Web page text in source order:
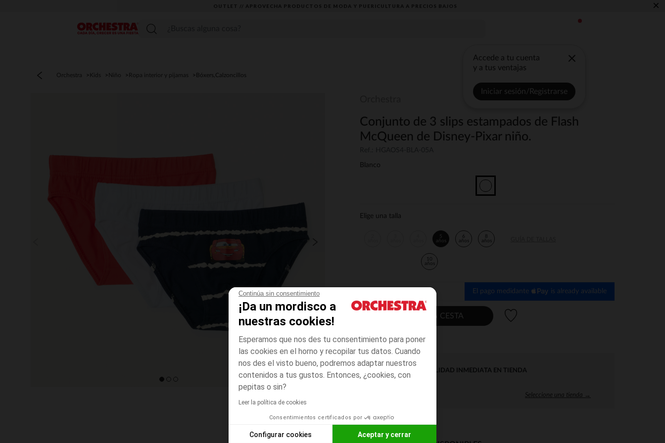
Continúa sin consentimiento
¡Da un mordisco a
nuestras cookies!
Esperamos que nos des tu consentimiento para poner
las cookies en el horno y recopilar tus datos. Cuando
nos des el visto bueno, podremos adaptar nuestros
contenidos a tus gustos. Entonces, ¿cookies, con
pepitas o sin?
Leer la política de cookies
Consentimientos certificados por
Configurar cookies Aceptar y cerrar
OUTLET // APROVECHA PRODUCTOS DE MODA Y PUERICULTURA A PRECIOS BAJOS ×
Menú
Accede a tu cuenta
y a tus ventajas
Iniciar sesión/Registrarse
Orchestra Kids Niño Ropa interior y pijamas Bóxers,Calzoncillos
Conjunto de 3 slips estampados de Flash
McQueen de Disney-Pixar niño.
Blanco
Elige una talla
5
años
6
años
8
años
10
años
El pago medidante is already available
AÑADIR A LA CESTA
DISPONIBILIDAD INMEDIATA EN TIENDA
Seleccione una tienda →